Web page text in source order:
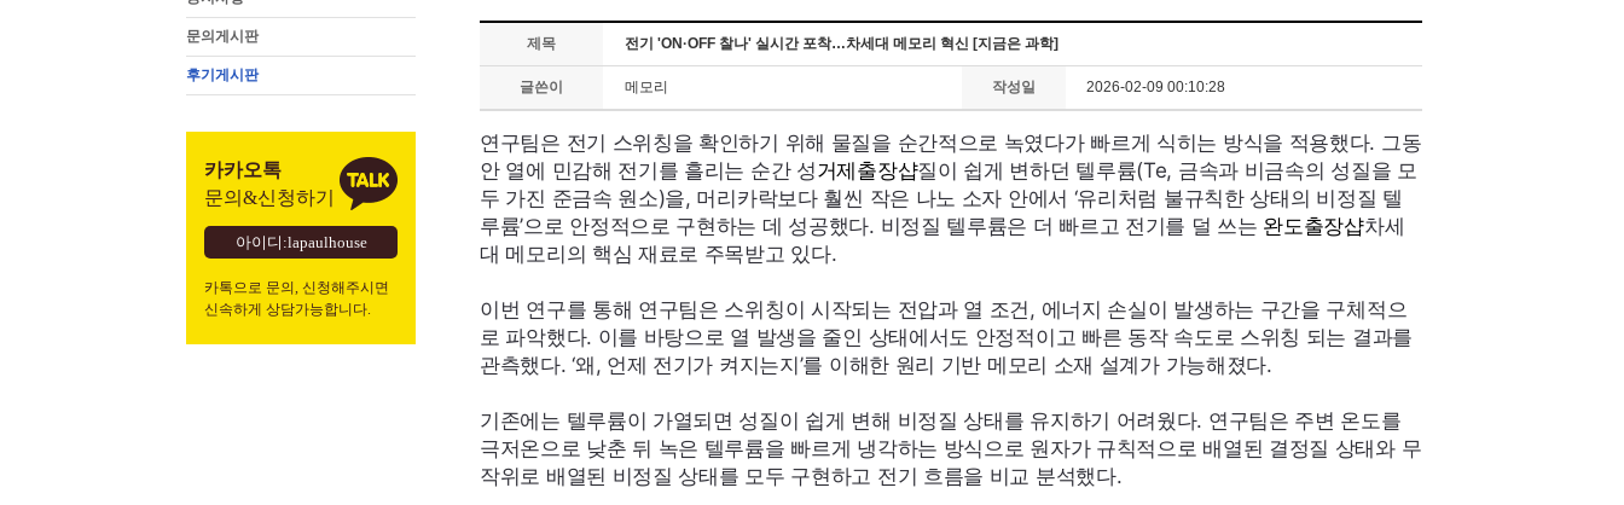
문의게시판
후기게시판
카카오톡
문의&신청하기
아이디:lapaulhouse
카톡으로 문의, 신청해주시면
신속하게 상담가능합니다.
제목 전기 'ON·OFF 찰나' 실시간 포착…차세대 메모리 혁신 [지금은 과학]
글쓴이 메모리 작성일 2026-02-09 00:10:28
연구팀은 전기 스위칭을 확인하기 위해 물질을 순간적으로 녹였다가 빠르게 식히는 방식을 적용했다. 그동
안 열에 민감해 전기를 흘리는 순간 성거제출장샵질이 쉽게 변하던 텔루륨(Te, 금속과 비금속의 성질을 모
두 가진 준금속 원소)을, 머리카락보다 훨씬 작은 나노 소자 안에서 ‘유리처럼 불규칙한 상태의 비정질 텔
루륨’으로 안정적으로 구현하는 데 성공했다. 비정질 텔루륨은 더 빠르고 전기를 덜 쓰는 완도출장샵차세
대 메모리의 핵심 재료로 주목받고 있다.
이번 연구를 통해 연구팀은 스위칭이 시작되는 전압과 열 조건, 에너지 손실이 발생하는 구간을 구체적으
로 파악했다. 이를 바탕으로 열 발생을 줄인 상태에서도 안정적이고 빠른 동작 속도로 스위칭 되는 결과를
관측했다. ‘왜, 언제 전기가 켜지는지’를 이해한 원리 기반 메모리 소재 설계가 가능해졌다.
기존에는 텔루륨이 가열되면 성질이 쉽게 변해 비정질 상태를 유지하기 어려웠다. 연구팀은 주변 온도를
극저온으로 낮춘 뒤 녹은 텔루륨을 빠르게 냉각하는 방식으로 원자가 규칙적으로 배열된 결정질 상태와 무
작위로 배열된 비정질 상태를 모두 구현하고 전기 흐름을 비교 분석했다.